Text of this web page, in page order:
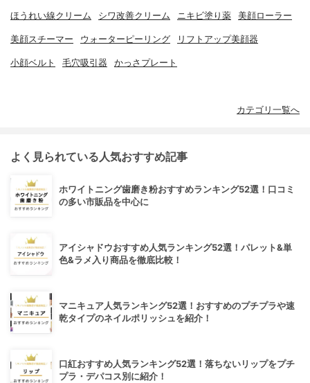
ほうれい線クリーム シワ改善クリーム ニキビ塗り薬 美顔ローラー
美顔スチーマー ウォーターピーリング リフトアップ美顔器
小顔ベルト 毛穴吸引器 かっさプレート
カテゴリ一覧へ
よく見られている人気おすすめ記事
ホワイトニング歯磨き粉おすすめランキング52選！口コミ
の多い市販品を中心に
アイシャドウおすすめ人気ランキング52選！パレット&単
色&ラメ入り商品を徹底比較！
マニキュア人気ランキング52選！おすすめのプチプラや速
乾タイプのネイルポリッシュを紹介！
口紅おすすめ人気ランキング52選！落ちないリップをプチ
プラ・デパコス別に紹介！